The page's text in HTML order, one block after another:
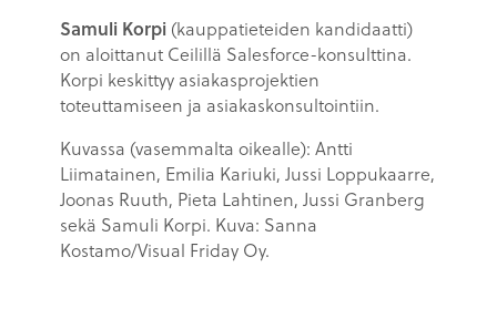
Samuli Korpi (kauppatieteiden kandidaatti)
on aloittanut Ceilillä Salesforce-konsulttina.
Korpi keskittyy asiakasprojektien
toteuttamiseen ja asiakaskonsultointiin.
Kuvassa (vasemmalta oikealle): Antti
Liimatainen, Emilia Kariuki, Jussi Loppukaarre,
Joonas Ruuth, Pieta Lahtinen, Jussi Granberg
sekä Samuli Korpi. Kuva: Sanna
Kostamo/Visual Friday Oy.